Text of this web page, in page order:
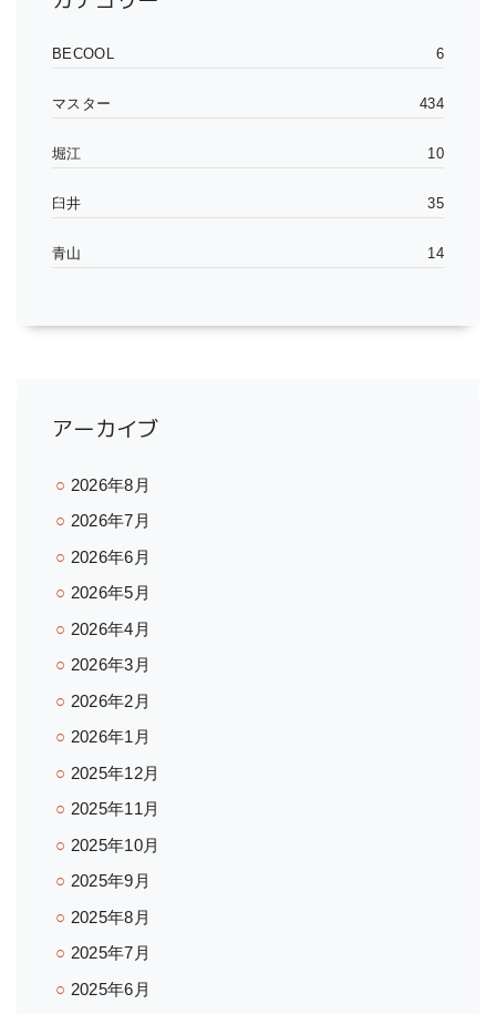
BECOOL 6
マスター 434
堀江 10
臼井 35
青山 14
アーカイブ
2026年8月
2026年7月
2026年6月
2026年5月
2026年4月
2026年3月
2026年2月
2026年1月
2025年12月
2025年11月
2025年10月
2025年9月
2025年8月
2025年7月
2025年6月